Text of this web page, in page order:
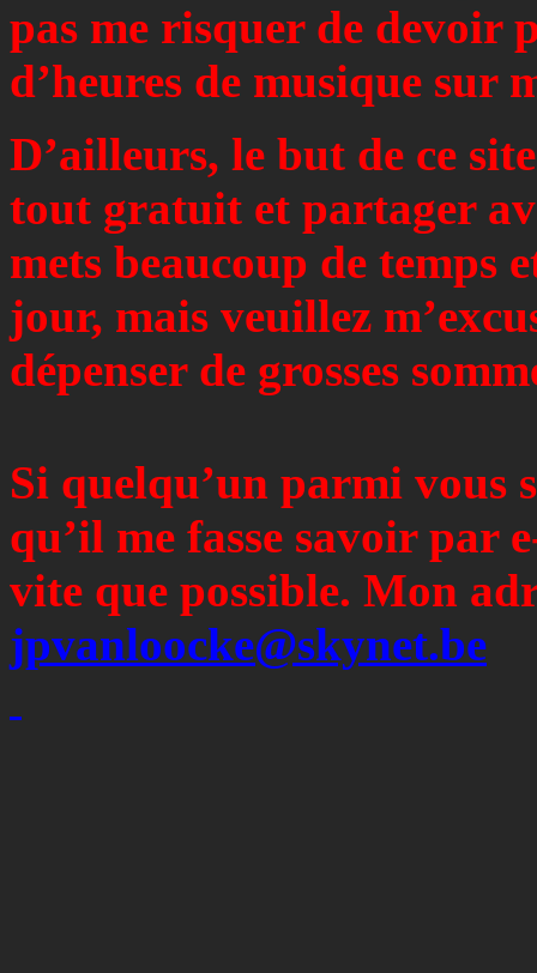
pas me risquer de devoir
d’heures de musique sur
D’ailleurs, le but de ce
tout gratuit et partager
mets beaucoup de temps
jour, mais veuillez
dépenser de grosses
Si quelqu’un parmi vous
qu’il me fasse savoir par
vite que possible. Mon
jpvanloocke@skynet.be